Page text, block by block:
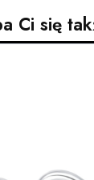
Ci się